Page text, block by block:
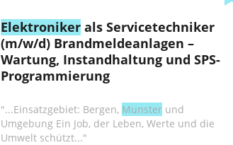
Elektroniker als Servicetechniker
(m/w/d) Brandmeldeanlagen –
Wartung, Instandhaltung und SPS-
Programmierung
"...Einsatzgebiet: Bergen, Munster und
Umgebung Ein Job, der Leben, Werte und die
Umwelt schützt..."